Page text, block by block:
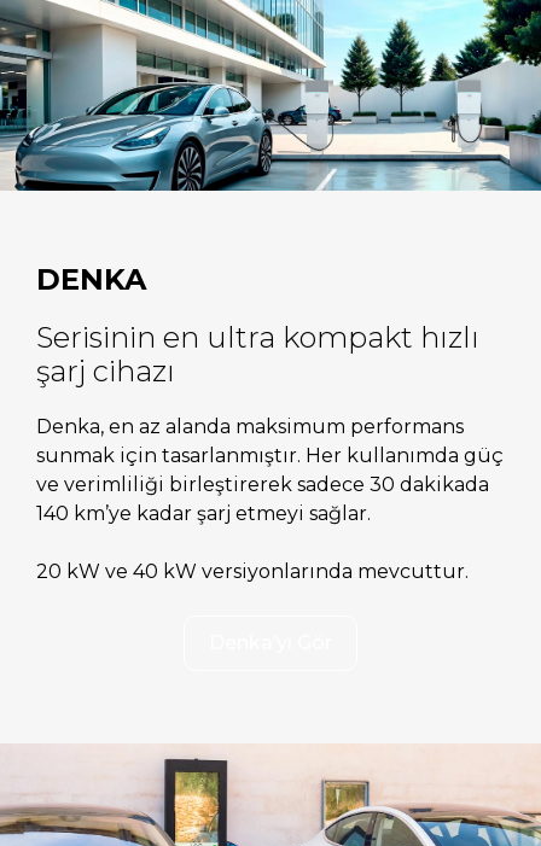
DENKA
Serisinin en ultra kompakt hızlı
şarj cihazı
Denka, en az alanda maksimum performans
sunmak için tasarlanmıştır. Her kullanımda güç
ve verimliliği birleştirerek sadece 30 dakikada
140 km’ye kadar şarj etmeyi sağlar.
20 kW ve 40 kW versiyonlarında mevcuttur.